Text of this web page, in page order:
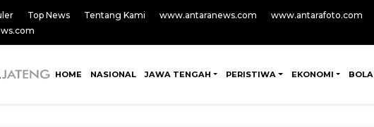
Top News Tentang Kami www.antaranews.com
www.antarafoto.com
HOME NASIONAL JAWA TENGAH PERISTIWA EKONOMI BOLA